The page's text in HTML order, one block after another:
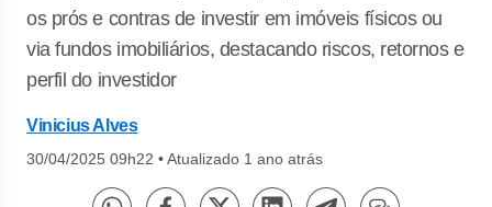
os prós e contras de investir em imóveis físicos ou
via fundos imobiliários, destacando riscos, retornos e
perfil do investidor
Vinicius Alves
30/04/2025 09h22 •Atualizado 1 ano atrás